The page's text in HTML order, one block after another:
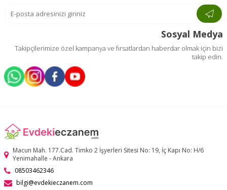
Sosyal Medya
Takipçilerimize özel kampanya ve fırsatlardan haberdar olmak için bizi
takip edin.
Macun Mah. 177.Cad. Timko 2 İşyerleri Sitesi No: 19, İç Kapı No: H/6
Yenimahalle - Ankara
08503462346
bilgi@evdekieczanem.com